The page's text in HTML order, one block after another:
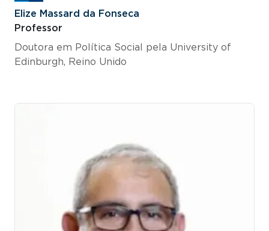
Elize Massard da Fonseca
Professor
Doutora em Política Social pela University of
Edinburgh, Reino Unido